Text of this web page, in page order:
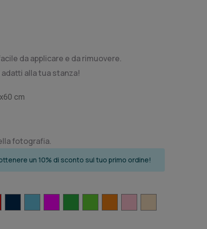
da applicare e da rimuovere.
alla tua stanza!
cm
fotografia.
un 10% di sconto sul tuo primo ordine!